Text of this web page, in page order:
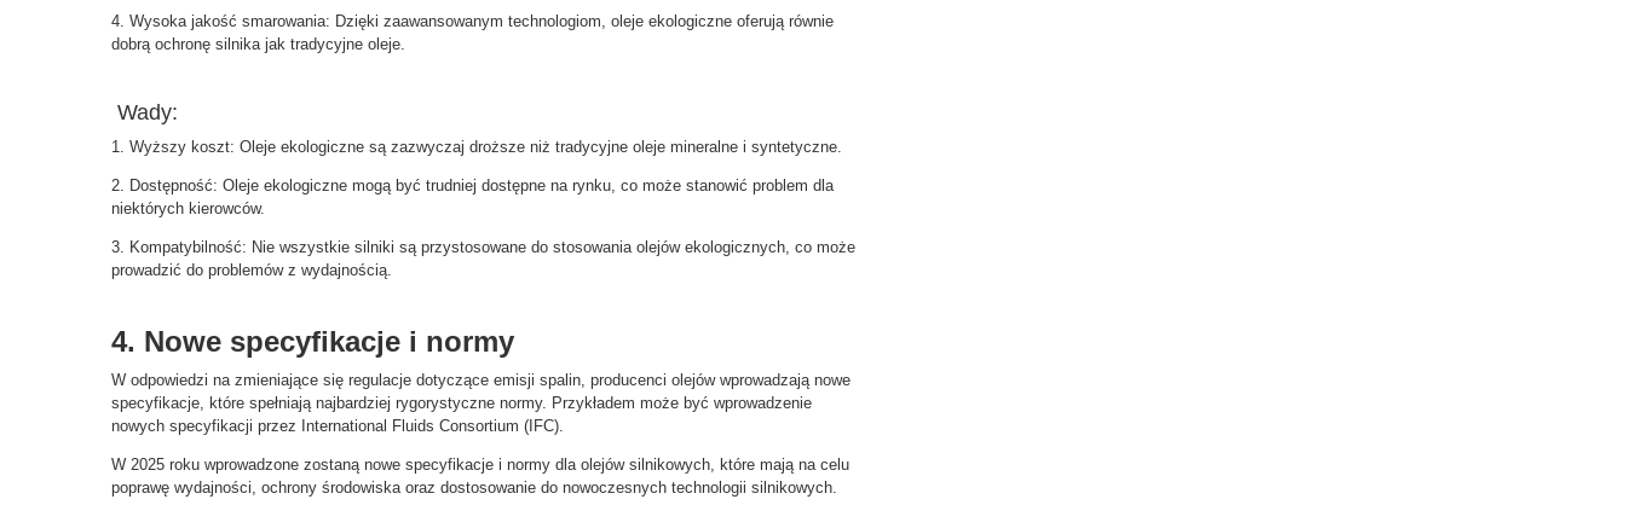
4. Wysoka jakość smarowania: Dzięki zaawansowanym technologiom, oleje ekologiczne oferują równie
dobrą ochronę silnika jak tradycyjne oleje.
Wady:
1. Wyższy koszt: Oleje ekologiczne są zazwyczaj droższe niż tradycyjne oleje mineralne i syntetyczne.
2. Dostępność: Oleje ekologiczne mogą być trudniej dostępne na rynku, co może stanowić problem dla
niektórych kierowców.
3. Kompatybilność: Nie wszystkie silniki są przystosowane do stosowania olejów ekologicznych, co może
prowadzić do problemów z wydajnością.
4. Nowe specyfikacje i normy
W odpowiedzi na zmieniające się regulacje dotyczące emisji spalin, producenci olejów wprowadzają nowe
specyfikacje, które spełniają najbardziej rygorystyczne normy. Przykładem może być wprowadzenie
nowych specyfikacji przez International Fluids Consortium (IFC).
W 2025 roku wprowadzone zostaną nowe specyfikacje i normy dla olejów silnikowych, które mają na celu
poprawę wydajności, ochrony środowiska oraz dostosowanie do nowoczesnych technologii silnikowych.